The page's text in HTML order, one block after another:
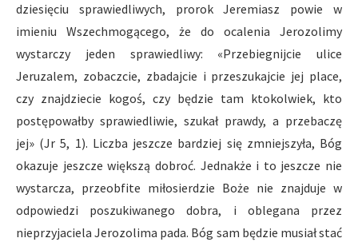
dziesięciu sprawiedliwych, prorok Jeremiasz powie w
imieniu Wszechmogącego, że do ocalenia Jerozolimy
wystarczy jeden sprawiedliwy: «Przebiegnijcie ulice
Jeruzalem, zobaczcie, zbadajcie i przeszukajcie jej place,
czy znajdziecie kogoś, czy będzie tam ktokolwiek, kto
postępowałby sprawiedliwie, szukał prawdy, a przebaczę
jej» (Jr 5, 1). Liczba jeszcze bardziej się zmniejszyła, Bóg
okazuje jeszcze większą dobroć. Jednakże i to jeszcze nie
wystarcza, przeobfite miłosierdzie Boże nie znajduje w
odpowiedzi poszukiwanego dobra, i oblegana przez
nieprzyjaciela Jerozolima pada. Bóg sam będzie musiał stać